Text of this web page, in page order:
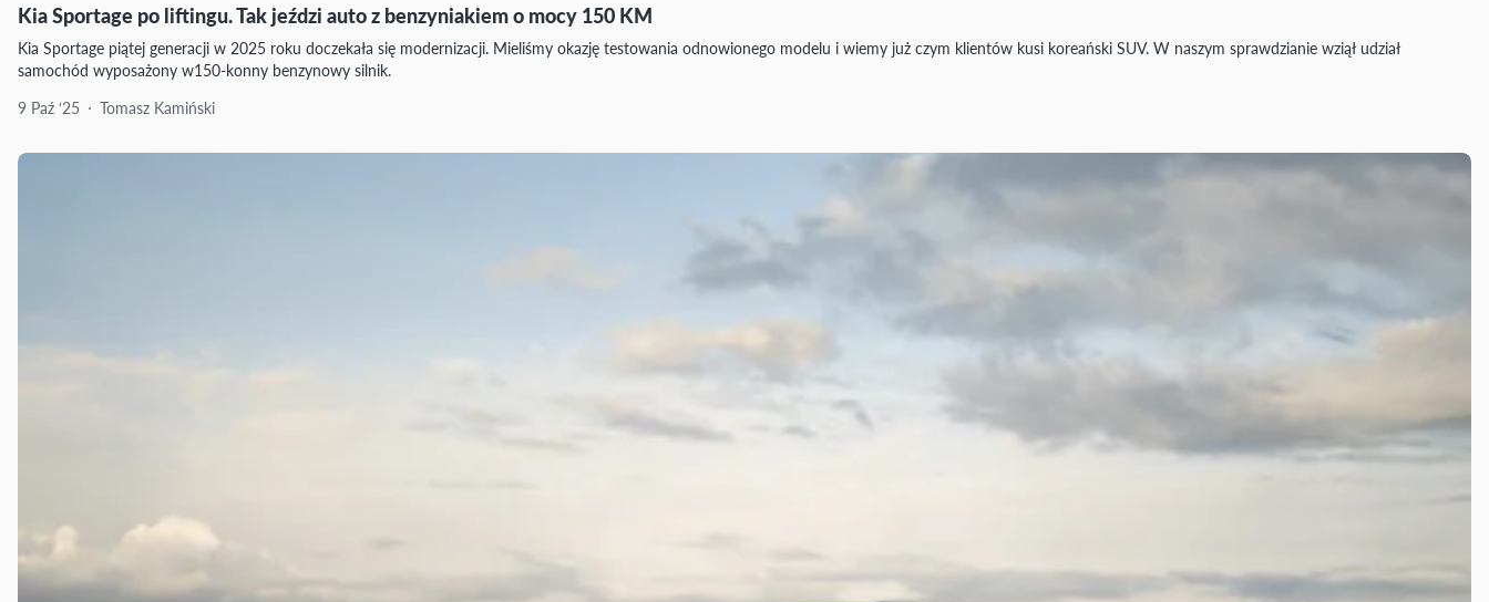
Kia Sportage po liftingu. Tak jeździ auto z benzyniakiem o mocy 150 KM
Kia Sportage piątej generacji w 2025 roku doczekała się modernizacji. Mieliśmy okazję testowania odnowionego modelu i wiemy już czym klientów kusi koreański SUV. W naszym sprawdzianie wziął udział
samochód wyposażony w150-konny benzynowy silnik.
9 Paź ‘25
Tomasz Kamiński